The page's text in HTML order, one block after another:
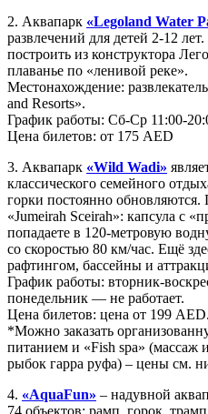
2. Аквапарк «Legoland Water
развлечений для детей 2-12
построить из конструктора
плаванье по «ленивой реке».
Местонахождение:
and Resorts».
График работы: Сб-Ср 11:00-
Цена билетов: от 175 AED
3. Аквапарк «Wild Wadi»
классического семейного
горки постоянно обновляются.
«Jumeirah Sceirah»: капсула с
попадаете в 120-метровую
со скоростью 80 км/час. Ещё
рафтингом, бассейны и
График работы: вторник-
понедельник — не работает.
Цена билетов: цена от 199 AED.
*Можно заказать
питанием и «Fish spa»
рыбок гарра руфа) – цены см.
4. «AquaFun» – надувной